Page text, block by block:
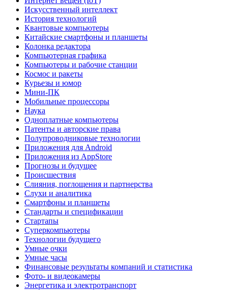
Искусственный интеллект
История технологий
Квантовые компьютеры
Китайские смартфоны и планшеты
Колонка редактора
Компьютерная графика
Компьютеры и рабочие станции
Космос и ракеты
Курьезы и юмор
Мини-ПК
Мобильные процессоры
Наука
Одноплатные компьютеры
Патенты и авторские права
Полупроводниковые технологии
Приложения для Android
Приложения из AppStore
Прогнозы и будущее
Происшествия
Слияния, поглощения и партнерства
Слухи и аналитика
Смартфоны и планшеты
Стандарты и спецификации
Стартапы
Суперкомпьютеры
Технологии будущего
Умные очки
Умные часы
Финансовые результаты компаний и статистика
Фото- и видеокамеры
Энергетика и электротранспорт